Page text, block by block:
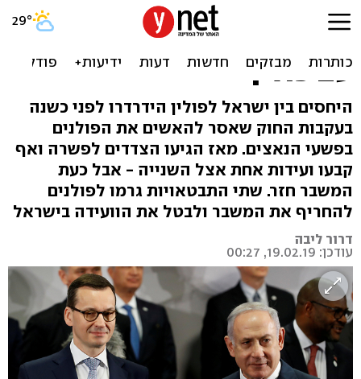
מחוק השואה ועד לביטול
הוועידה: כך התפתח המשבר
עם פולין
היחסים בין ישראל לפולין הידרדרו לפני כשנה
בעקבות החוק שאסר להאשים את הפולנים
בפשעי הנאצים. מאז הגיעו הצדדים לפשרה ואף
קבעו ועידות אחת אצל השנייה - אבל כעת
המשבר חזר. שתי התבטאויות גרמו לפולנים
להחריף את המשבר ולבטל את הוועידה בישראל
דרור ליבה
עודכן: 19.02.19, 00:27